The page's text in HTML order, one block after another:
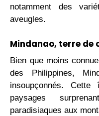
notamment des
aveugles.
Mindanao, terre de
Bien que moins
des Philippines,
insoupçonnés.
paysages
paradisiaques aux